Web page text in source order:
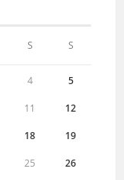
S S
4 5
11 12
18 19
25 26